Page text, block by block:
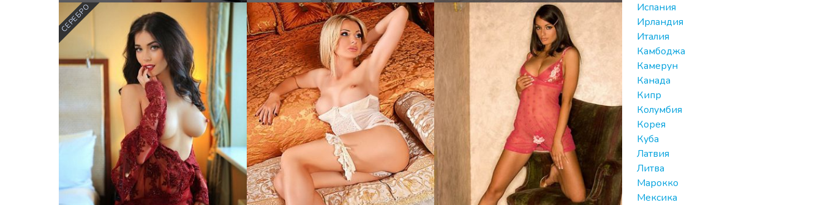
СЕРЕБРО
Испания
Ирландия
Италия
Камбоджа
Камерун
Канада
Кипр
Колумбия
Корея
Куба
Латвия
Литва
Марокко
Мексика